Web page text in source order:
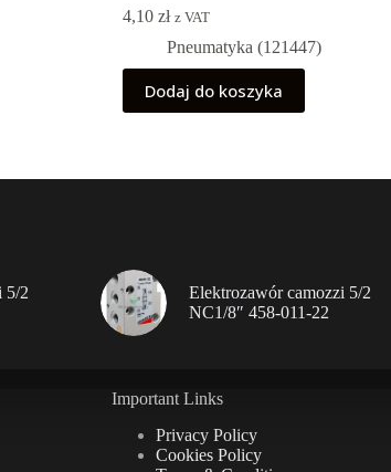
4,10 zł z VAT
Pneumatyka (121447)
Dodaj do koszyka
5/2
Elektrozawór camozzi 5/2
NC1/8″ 458-011-22
Important Links
Privacy Policy
Cookies Policy